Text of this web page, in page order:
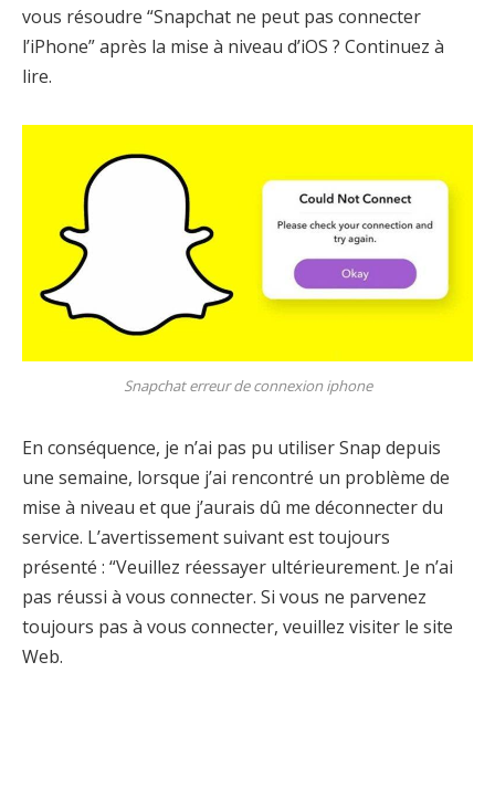
vous résoudre “Snapchat ne peut pas connecter
l’iPhone” après la mise à niveau d’iOS ? Continuez à
lire.
Snapchat erreur de connexion iphone
En conséquence, je n’ai pas pu utiliser Snap depuis
une semaine, lorsque j’ai rencontré un problème de
mise à niveau et que j’aurais dû me déconnecter du
service. L’avertissement suivant est toujours
présenté : “Veuillez réessayer ultérieurement. Je n’ai
pas réussi à vous connecter. Si vous ne parvenez
toujours pas à vous connecter, veuillez visiter le site
Web.